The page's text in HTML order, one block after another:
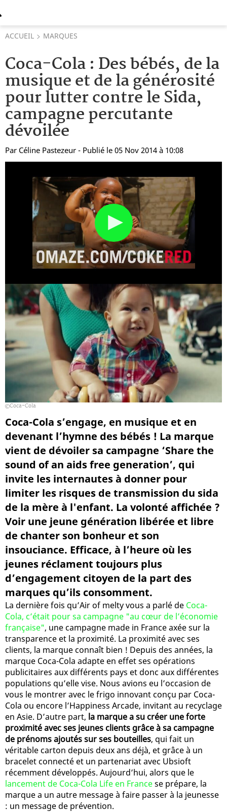
ACCUEIL MARQUES
Coca-Cola : Des bébés, de la
musique et de la générosité
pour lutter contre le Sida,
campagne percutante
dévoilée
Par Céline Pastezeur - Publié le 05 Nov 2014 à 10:08
Coca-Cola
Coca-Cola s’engage, en musique et en
devenant l’hymne des bébés ! La marque
vient de dévoiler sa campagne ‘Share the
sound of an aids free generation’, qui
invite les internautes à donner pour
limiter les risques de transmission du sida
de la mère à l'enfant. La volonté affichée ?
Voir une jeune génération libérée et libre
de chanter son bonheur et son
insouciance. Efficace, à l’heure où les
jeunes réclament toujours plus
d’engagement citoyen de la part des
marques qu’ils consomment.
La dernière fois qu’Air of melty vous a parlé de Coca-
Cola, c’était pour sa campagne "au cœur de l’économie
française", une campagne made in France axée sur la
transparence et la proximité. La proximité avec ses
clients, la marque connaît bien ! Depuis des années, la
marque Coca-Cola adapte en effet ses opérations
publicitaires aux différents pays et donc aux différentes
populations qu’elle vise. Nous avions eu l’occasion de
vous le montrer avec le frigo innovant conçu par Coca-
Cola ou encore l’Happiness Arcade, invitant au recyclage
en Asie. D’autre part, la marque a su créer une forte
proximité avec ses jeunes clients grâce à sa campagne
de prénoms ajoutés sur ses bouteilles, qui fait un
véritable carton depuis deux ans déjà, et grâce à un
bracelet connecté et un partenariat avec Ubsioft
récemment développés. Aujourd’hui, alors que le
lancement de Coca-Cola Life en Francese prépare, la
marque a un autre message à faire passer à la jeunesse
: un message de prévention.